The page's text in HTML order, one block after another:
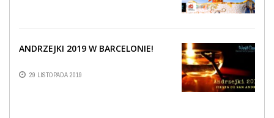
ANDRZEJKI 2019 W BARCELONIE!
29 LISTOPADA 2019